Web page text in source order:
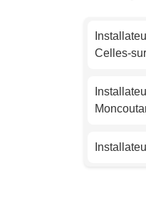
Nantes
Celles-